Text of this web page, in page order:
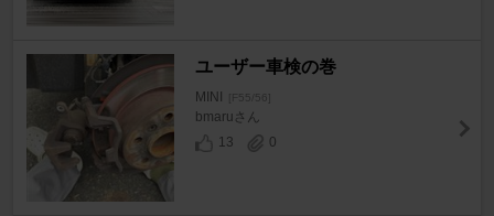
ユーザー車検の巻
MINI [F55/56]
bmaruさん
13
0